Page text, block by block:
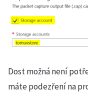
Dost možná není
máte podezření na